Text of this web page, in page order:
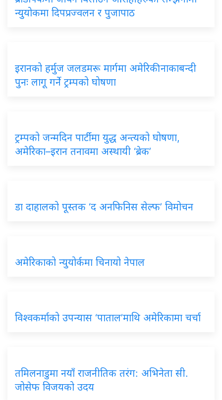
न्युयोकमा दिपप्रज्वलन र पुजापाठ
इरानको हर्मुज जलडमरू मार्गमा अमेरिकी नाकाबन्दी
पुनः लागू गर्ने ट्रम्पको घोषणा
ट्रम्पको जन्मदिन पार्टीमा युद्ध अन्त्यको घोषणा,
अमेरिका–इरान तनावमा अस्थायी ‘ब्रेक’
डा दाहालको पूस्तक ‘द अनफिनिस सेल्फ’ विमोचन
अमेरिकाको न्युयोर्कमा चिनायो नेपाल
विश्वकर्माको उपन्यास ‘पाताल’माथि अमेरिकामा चर्चा
तमिलनाडुमा नयाँ राजनीतिक तरंग: अभिनेता सी.
जोसेफ विजयको उदय